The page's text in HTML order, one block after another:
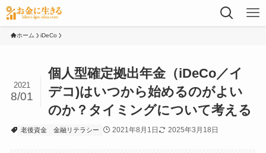
ホーム iDeCo
個人型確定拠出年金（iDeCo／イ
デコ)はいつから始めるのがよい
のか？タイミングについて考える
2021
8/01
老後資金 金融リテラシー 2021年8月1日 2025年3月18日